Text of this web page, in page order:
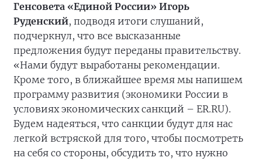
Генсовета «Единой России» Игорь
Руденский, подводя итоги слушаний,
подчеркнул, что все высказанные
предложения будут переданы правительству.
«Нами будут выработаны рекомендации.
Кроме того, в ближайшее время мы напишем
программу развития (экономики России в
условиях экономических санкций – ER.RU).
Будем надеяться, что санкции будут для нас
легкой встряской для того, чтобы посмотреть
на себя со стороны, обсудить то, что нужно